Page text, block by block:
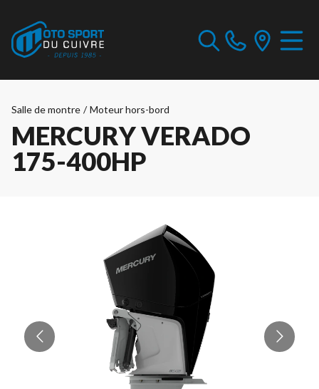
Salle de montre / Moteur hors-bord
MERCURY VERADO
175-400HP